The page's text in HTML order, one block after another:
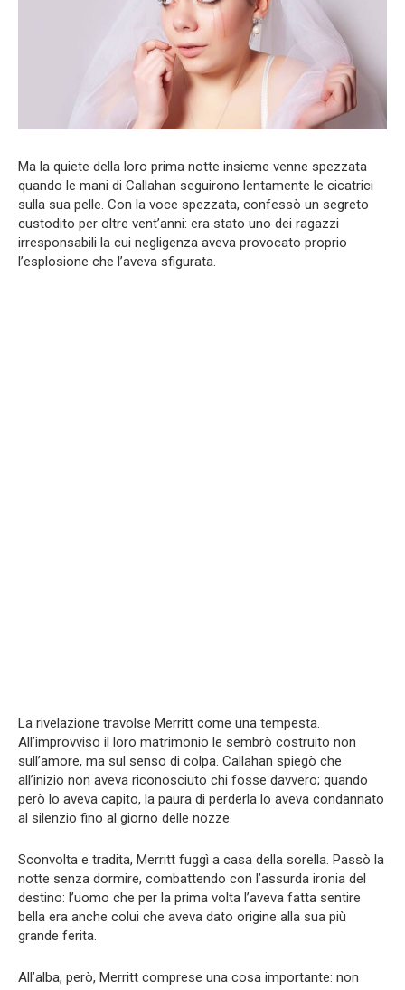
Ma la quiete della loro prima notte insieme venne spezzata
quando le mani di Callahan seguirono lentamente le cicatrici
sulla sua pelle. Con la voce spezzata, confessò un segreto
custodito per oltre vent’anni: era stato uno dei ragazzi
irresponsabili la cui negligenza aveva provocato proprio
l’esplosione che l’aveva sfigurata.
La rivelazione travolse Merritt come una tempesta.
All’improvviso il loro matrimonio le sembrò costruito non
sull’amore, ma sul senso di colpa. Callahan spiegò che
all’inizio non aveva riconosciuto chi fosse davvero; quando
però lo aveva capito, la paura di perderla lo aveva condannato
al silenzio fino al giorno delle nozze.
Sconvolta e tradita, Merritt fuggì a casa della sorella. Passò la
notte senza dormire, combattendo con l’assurda ironia del
destino: l’uomo che per la prima volta l’aveva fatta sentire
bella era anche colui che aveva dato origine alla sua più
grande ferita.
All’alba, però, Merritt comprese una cosa importante: non